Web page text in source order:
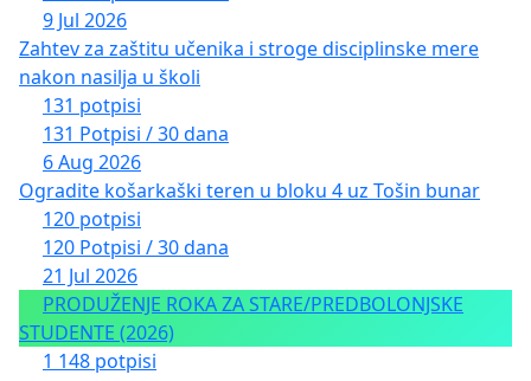
9 Jul 2026
Zahtev za zaštitu učenika i stroge disciplinske mere
nakon nasilja u školi
131 potpisi
131 Potpisi / 30 dana
6 Aug 2026
Ogradite košarkaški teren u bloku 4 uz Tošin bunar
120 potpisi
120 Potpisi / 30 dana
21 Jul 2026
PRODUŽENJE ROKA ZA STARE/PREDBOLONJSKE
STUDENTE (2026)
1 148 potpisi